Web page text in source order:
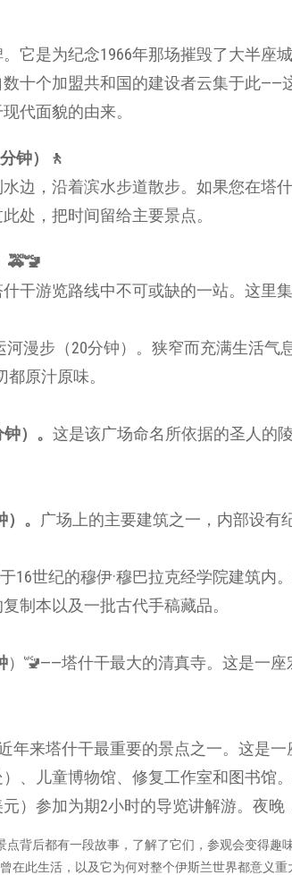
它是为纪念1966年那场摧毁了大半座
十个加盟共和国的建设者云集于此——
代面貌的由来。
钟）🚶
边，沿着滨水步道散步。如果您在塔
处，把时间留给主要景点。
🚕🚾
干游览路线中不可或缺的一站。这里
河漫步（20分钟）。狭窄而充满生活气
原汁原味。
）。 这是该广场命名所依据的圣人的
。 广场上的主要建筑之一，内部设有
16世纪的穆伊·穆巴拉克经学院建筑内
制本以及一批古代手稿藏品。
）🚾——塔什干最大的清真寺。这是一
年来塔什干最重要的景点之一。这是
、儿童博物馆、修复工作室和图书馆
）参加为期2小时的导览讲解游。夜晚
点背后都有一段故事，了解了它们，参观会变得趣
此生活，以及它为何对整个伊斯兰世界都意义重